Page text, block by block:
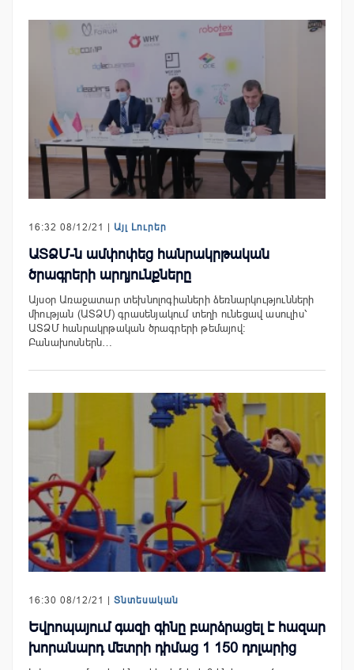
16:32 08/12/21 | Այլ Լուրեր
ԱՏՁՄ-ն ամփոփեց հանրակրթական
ծրագրերի արդյունքները
Այսօր Առաջատար տեխնոլոգիաների ձեռնարկությունների
միության (ԱՏՁՄ) գրասենյակում տեղի ունեցավ ասուլիս՝
ԱՏՁՄ հանրակրթական ծրագրերի թեմայով։
Բանախոսներն…
16:30 08/12/21 | Տնտեսական
Եվրոպայում գազի գինը բարձրացել է հազար
խորանարդ մետրի դիմաց 1 150 դոլարից